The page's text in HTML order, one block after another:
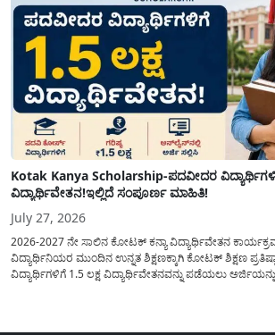
Kotak Kanya Scholarship-ಪದವೀದರ
ವಿದ್ಯಾರ್ಥಿವೇತನ!ಇಲ್ಲಿದೆ ಸಂಪೂರ್ಣ ಮಾಹಿತಿ!
July 27, 2026
2026-2027 ನೇ ಸಾಲಿನ ಕೋಟಕ್ ಕನ್ಯಾ ವಿದ್ಯಾರ್ಥಿವೇತನ
ವಿದ್ಯಾರ್ಥಿನಿಯರ ಮುಂದಿನ ಉನ್ನತ ಶಿಕ್ಷಣಕ್ಕಾಗಿ ಕೋಟಕ್ ಶಿಕ್ಷಣ
ವಿದ್ಯಾರ್ಥಿಗಳಿಗೆ 1.5 ಲಕ್ಷ ವಿದ್ಯಾರ್ಥಿವೇತನವನ್ನು ಪಡೆಯಲು